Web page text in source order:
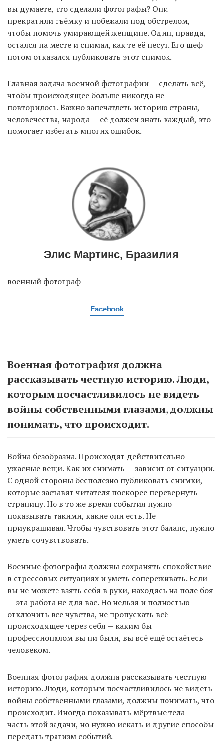
вы думаете, что сделали фотографы? Они
прекратили съёмку и побежали под обстрелом,
чтобы помочь умирающей женщине. Один, правда,
остался на месте и снимал, как те её несут. Его шеф
потом отказался публиковать этот снимок.
Главная задача военной фотографии — сделать всё,
чтобы происходящее больше никогда не
повторилось. Важно запечатлеть историю страны,
человечества, народа — её должен знать каждый, это
помогает избегать многих ошибок.
Элис Мартинс, Бразилия
военный фотограф
Facebook
Военная фотография должна
рассказывать честную историю. Люди,
которым посчастливилось не видеть
войны собственными глазами, должны
понимать, что происходит.
Война безобразна. Происходят действительно
ужасные вещи. Как их снимать — зависит от ситуации.
С одной стороны бесполезно публиковать снимки,
которые заставят читателя поскорее перевернуть
страницу. Но в то же время события нужно
показывать такими, какие они есть. Не
приукрашивая. Чтобы чувствовать этот баланс, нужно
уметь сочувствовать.
Военные фотографы должны сохранять спокойствие
в стрессовых ситуациях и уметь сопереживать. Если
вы не можете взять себя в руки, находясь на поле боя
— эта работа не для вас. Но нельзя и полностью
отключить все чувства, не пропускать всё
происходящее через себя — каким бы
профессионалом вы ни были, вы всё ещё остаётесь
человеком.
Военная фотография должна рассказывать честную
историю. Люди, которым посчастливилось не видеть
войны собственными глазами, должны понимать, что
происходит. Иногда показывать мёртвые тела —
часть этой задачи, но нужно искать и другие способы
передать трагизм событий.